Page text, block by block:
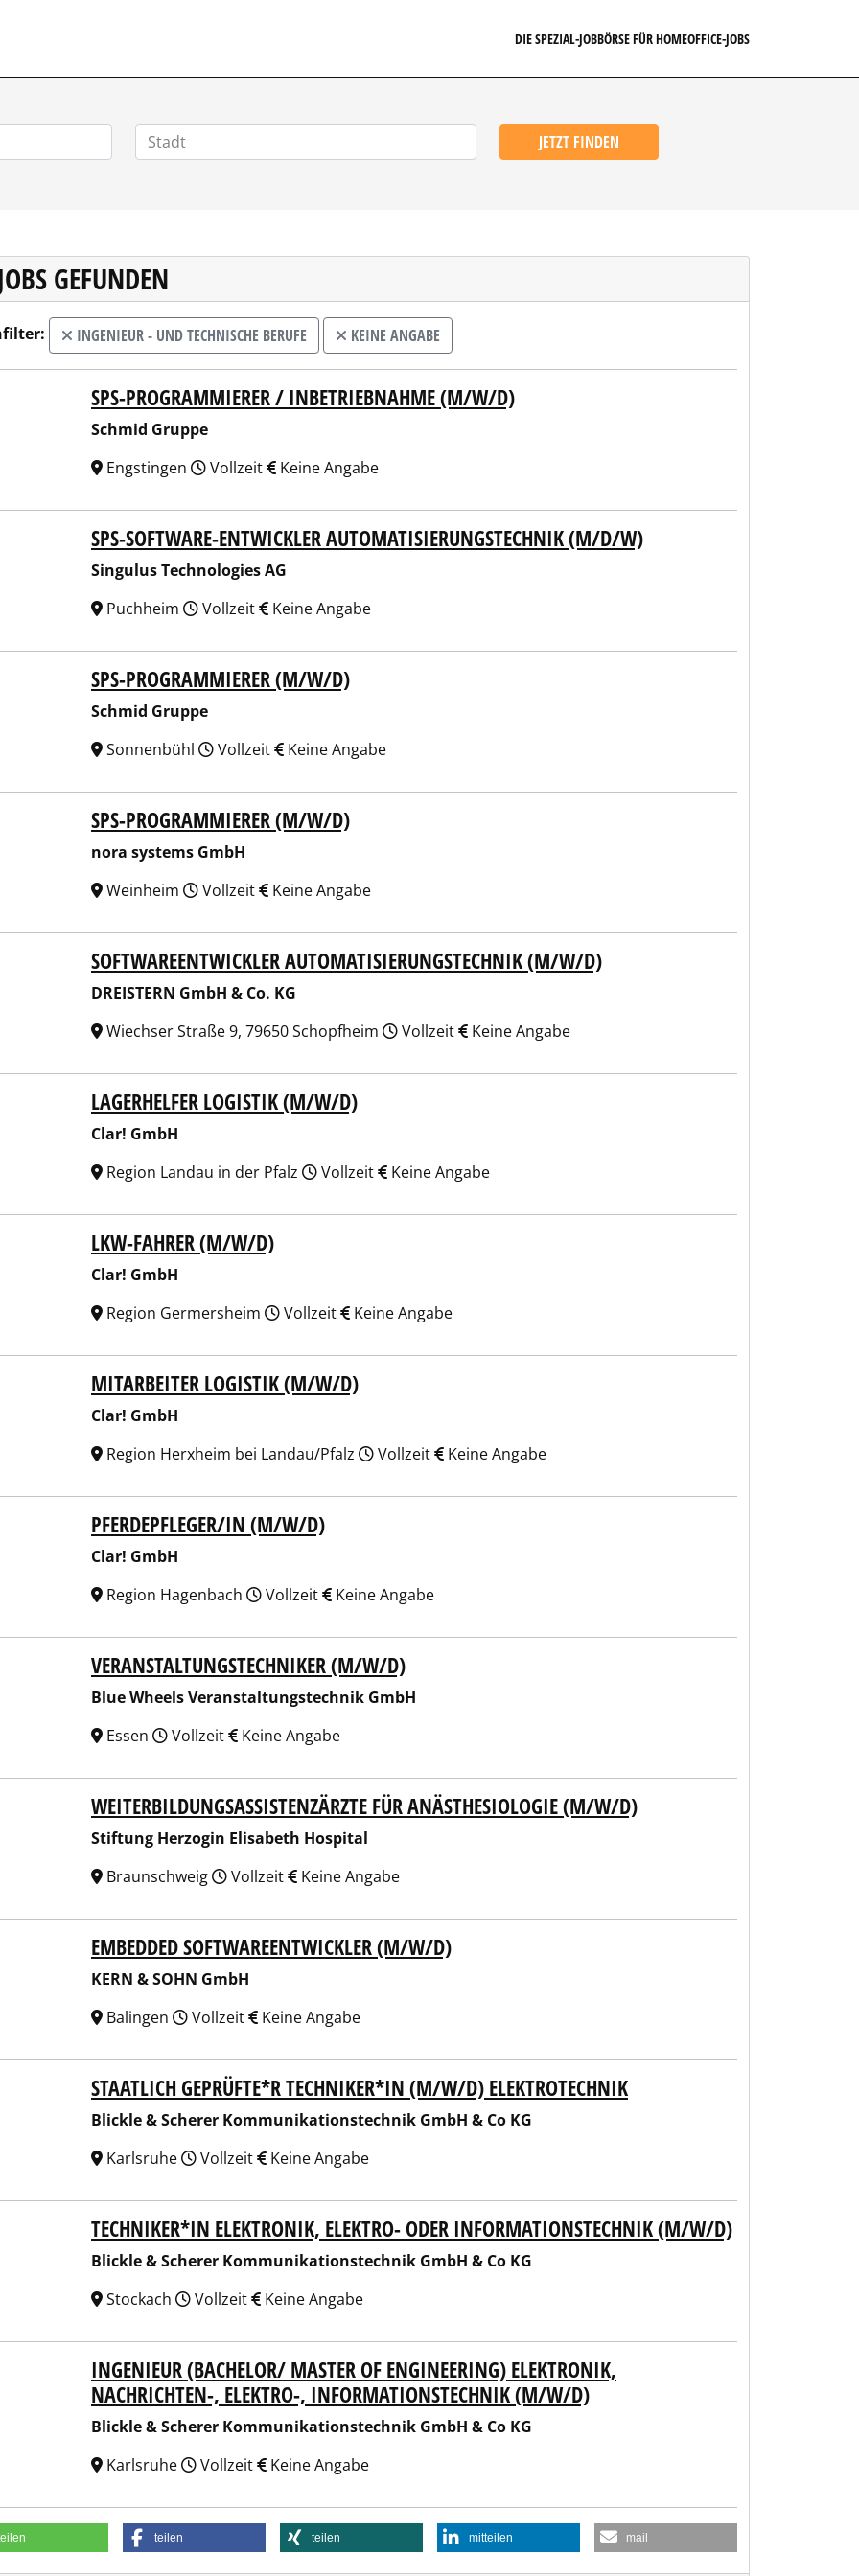
DIE SPEZIAL-JOBBÖRSE FÜR HOMEOFFICE-JOBS
JETZT FINDEN
GEFUNDEN
INGENIEUR - UND TECHNISCHE BERUFE KEINE ANGABE
SPS-PROGRAMMIERER / INBETRIEBNAHME (M/W/D)
Schmid Gruppe
Engstingen
Vollzeit Keine Angabe
Technologies AG
SPS-SOFTWARE-ENTWICKLER AUTOMATISIERUNGSTECHNIK (M/D/W)
Singulus Technologies AG
Puchheim
Vollzeit Keine Angabe
SPS-PROGRAMMIERER (M/W/D)
Schmid Gruppe
Sonnenbühl
Vollzeit Keine Angabe
systems GmbHSPS-PROGRAMMIERER (M/W/D)
nora systems GmbH
Weinheim
Vollzeit Keine Angabe
GmbH & Co. KG
SOFTWAREENTWICKLER AUTOMATISIERUNGSTECHNIK (M/W/D)
DREISTERN GmbH & Co. KG
Wiechser Straße 9, 79650 Schopfheim
Vollzeit Keine Angabe
LAGERHELFER LOGISTIK (M/W/D)
Clar! GmbH
Region Landau in der Pfalz
Vollzeit Keine Angabe
LKW-FAHRER (M/W/D)
Clar! GmbH
Region Germersheim
Vollzeit Keine Angabe
MITARBEITER LOGISTIK (M/W/D)
Clar! GmbH
Region Herxheim bei Landau/Pfalz
Vollzeit Keine Angabe
PFERDEPFLEGER/IN (M/W/D)
Clar! GmbH
Region Hagenbach
Vollzeit Keine Angabe
Wheels Veranstaltungstechnik GmbH
VERANSTALTUNGS­TECHNIKER (M/W/D)
Blue Wheels Veranstaltungstechnik GmbH
Essen
Vollzeit Keine Angabe
Herzogin Elisabeth Hospital
WEITERBILDUNGSASSISTENZÄRZTE FÜR ANÄSTHESIOLOGIE (M/W/D)
Stiftung Herzogin Elisabeth Hospital
Braunschweig
Vollzeit Keine Angabe
& SOHN GmbHEMBEDDED SOFTWAREENTWICKLER (M/W/D)
KERN & SOHN GmbH
Balingen
Vollzeit Keine Angabe
& Scherer Kommunikationstechnik GmbH & Co KG
STAATLICH GEPRÜFTE*R TECHNIKER*IN (M/W/D) ELEKTROTECHNIK
Blickle & Scherer Kommunikationstechnik GmbH & Co KG
Karlsruhe
Vollzeit Keine Angabe
& Scherer Kommunikationstechnik GmbH & Co KG
TECHNIKER*IN ELEKTRONIK, ELEKTRO- ODER INFORMATIONSTECHNIK (M/W/D)
Blickle & Scherer Kommunikationstechnik GmbH & Co KG
Stockach
Vollzeit Keine Angabe
& Scherer Kommunikationstechnik GmbH & Co KG
INGENIEUR (BACHELOR/ MASTER OF ENGINEERING) ELEKTRONIK,
NACHRICHTEN-, ELEKTRO-, INFORMATIONSTECHNIK (M/W/D)
Blickle & Scherer Kommunikationstechnik GmbH & Co KG
Karlsruhe
Vollzeit Keine Angabe
teilen teilen mitteilen mail